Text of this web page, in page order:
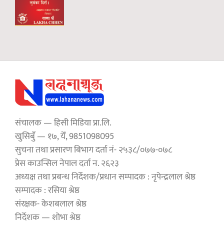
संचालक — हिसी मिडिया प्रा.लि.
खुसिबुँ — १७, येँ, 9851098095
सुचना तथा प्रसारण बिभाग दर्ता नं- २५३८/०७७-०७८
प्रेस काउन्सिल नेपाल दर्ता न. २६२३
अध्यक्ष तथा प्रबन्ध निर्देशक/प्रधान सम्पादक : नृपेन्द्रलाल श्रेष्ठ
सम्पादक : रसिया श्रेष्ठ
संरक्षक- केशबलाल श्रेष्ठ
निर्देशक — शोभा श्रेष्ठ